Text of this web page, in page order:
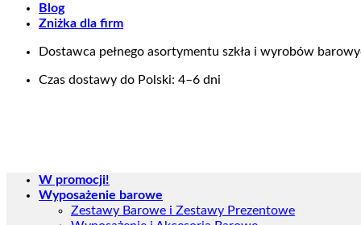
Blog
Zniżka dla firm
Dostawca pełnego asortymentu szkła i wyrobów
Czas dostawy do Polski: 4–6 dni
W promocji!
Wyposażenie barowe
Zestawy Barowe i Zestawy Prezentowe